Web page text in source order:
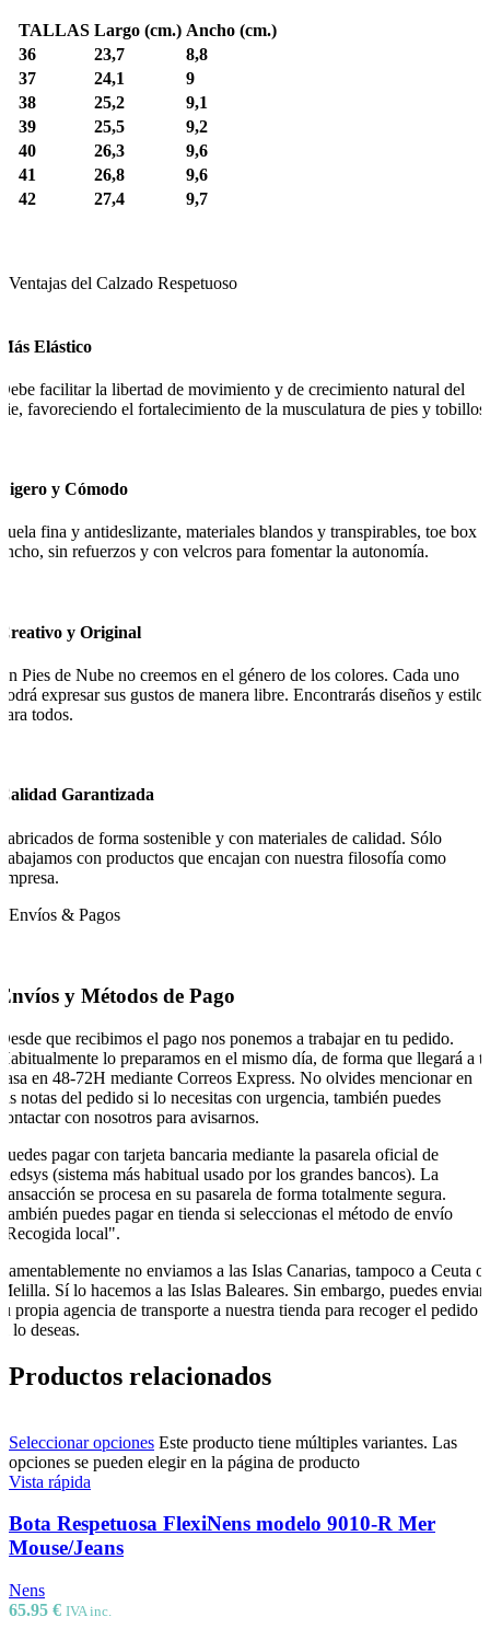
TALLAS Largo (cm.) Ancho (cm.)
36
23,7
8,8
37
24,1
9
38
25,2
9,1
39
25,5
9,2
40
26,3
9,6
41
26,8
9,6
42
27,4 9,7
Ventajas del Calzado Respetuoso
Elástico
facilitar la libertad de movimiento y de crecimiento natural del
favoreciendo el fortalecimiento de la musculatura de pies y tobillos.
y Cómodo
fina y antideslizante, materiales blandos y transpirables, toe box
sin refuerzos y con velcros para fomentar la autonomía.
y Original
Pies de Nube no creemos en el género de los colores. Cada uno
expresar sus gustos de manera libre. Encontrarás diseños y estilos
todos.
Garantizada
de forma sostenible y con materiales de calidad. Sólo
con productos que encajan con nuestra filosofía como
Envíos & Pagos
y Métodos de Pago
que recibimos el pago nos ponemos a trabajar en tu pedido.
lo preparamos en el mismo día, de forma que llegará a
en 48-72H mediante Correos Express. No olvides mencionar en
notas del pedido si lo necesitas con urgencia, también puedes
con nosotros para avisarnos.
pagar con tarjeta bancaria mediante la pasarela oficial de
(sistema más habitual usado por los grandes bancos). La
se procesa en su pasarela de forma totalmente segura.
puedes pagar en tienda si seleccionas el método de envío
local".
no enviamos a las Islas Canarias, tampoco a Ceuta o
Sí lo hacemos a las Islas Baleares. Sin embargo, puedes enviar
propia agencia de transporte a nuestra tienda para recoger el pedido
lo deseas.
Productos relacionados
Seleccionar opciones Este producto tiene múltiples variantes. Las
opciones se pueden elegir en la página de producto
Vista rápida
Bota Respetuosa FlexiNens modelo 9010-R Mer
Mouse/Jeans
Nens
65.95 € IVA inc.